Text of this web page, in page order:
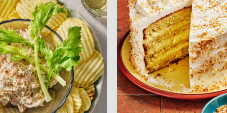
VOIR LA RECETTE
VOIR LA RECETTE